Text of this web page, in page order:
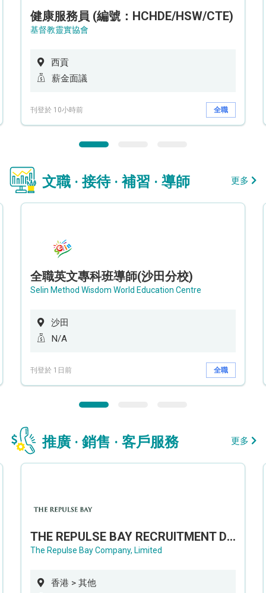
健康服務員 (編號：HCHDE/HSW/CTE)
基督教靈實協會
西貢
薪金面議
刊登於 10小時前 全職
文職 · 接待 · 補習 · 導師 更多
全職英文專科班導師(沙田分校)
Selin Method Wisdom World Education Centre
沙田
N/A
刊登於 1日前 全職
推廣 · 銷售 · 客戶服務 更多
THE REPULSE BAY RECRUITMENT DAY 淺水灣影灣園人才招聘會
The Repulse Bay Company, Limited
香港 > 其他